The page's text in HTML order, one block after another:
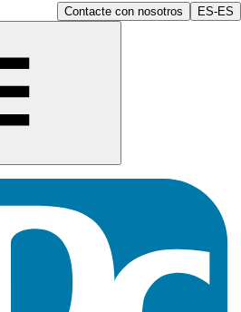
Contacte con nosotros ES-ES